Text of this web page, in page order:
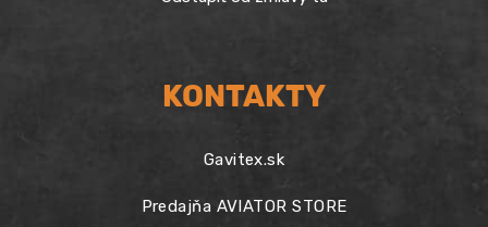
KONTAKTY
Gavitex.sk
Predajňa AVIATOR STORE